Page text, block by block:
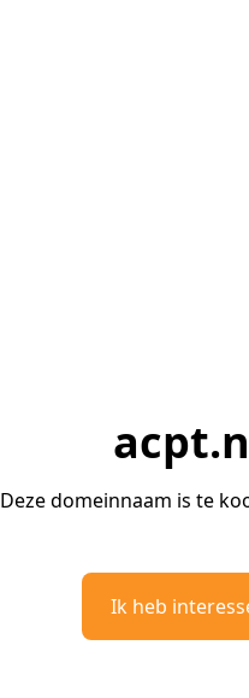
Deze domeinnaam is te
Ik heb